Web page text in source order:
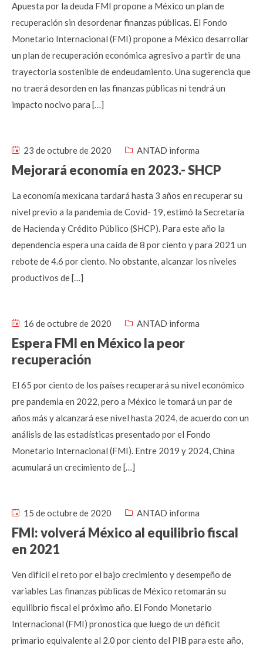
Apuesta por la deuda FMI propone a México un plan de
recuperación sin desordenar finanzas públicas. El Fondo
Monetario Internacional (FMI) propone a México desarrollar
un plan de recuperación económica agresivo a partir de una
trayectoria sostenible de endeudamiento. Una sugerencia que
no traerá desorden en las finanzas públicas ni tendrá un
impacto nocivo para […]
23 de octubre de 2020 ANTAD informa
Mejorará economía en 2023.- SHCP
La economía mexicana tardará hasta 3 años en recuperar su
nivel previo a la pandemia de Covid- 19, estimó la Secretaría
de Hacienda y Crédito Público (SHCP). Para este año la
dependencia espera una caída de 8 por ciento y para 2021 un
rebote de 4.6 por ciento. No obstante, alcanzar los niveles
productivos de […]
16 de octubre de 2020 ANTAD informa
Espera FMI en México la peor
recuperación
El 65 por ciento de los países recuperará su nivel económico
pre pandemia en 2022, pero a México le tomará un par de
años más y alcanzará ese nivel hasta 2024, de acuerdo con un
análisis de las estadísticas presentado por el Fondo
Monetario Internacional (FMI). Entre 2019 y 2024, China
acumulará un crecimiento de […]
15 de octubre de 2020 ANTAD informa
FMI: volverá México al equilibrio fiscal
en 2021
Ven difícil el reto por el bajo crecimiento y desempeño de
variables Las finanzas públicas de México retomarán su
equilibrio fiscal el próximo año. El Fondo Monetario
Internacional (FMI) pronostica que luego de un déficit
primario equivalente al 2.0 por ciento del PIB para este año,